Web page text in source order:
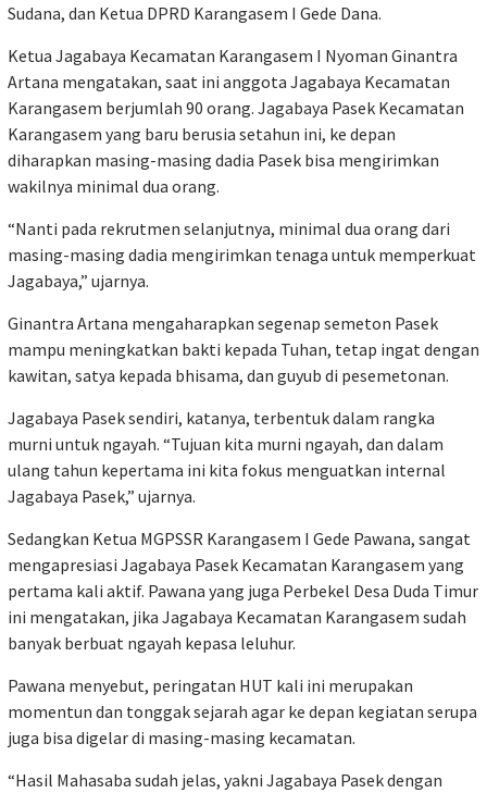
Sudana, dan Ketua DPRD Karangasem I Gede Dana.
Ketua Jagabaya Kecamatan Karangasem I Nyoman Ginantra
Artana mengatakan, saat ini anggota Jagabaya Kecamatan
Karangasem berjumlah 90 orang. Jagabaya Pasek Kecamatan
Karangasem yang baru berusia setahun ini, ke depan
diharapkan masing-masing dadia Pasek bisa mengirimkan
wakilnya minimal dua orang.
“Nanti pada rekrutmen selanjutnya, minimal dua orang dari
masing-masing dadia mengirimkan tenaga untuk memperkuat
Jagabaya,” ujarnya.
Ginantra Artana mengaharapkan segenap semeton Pasek
mampu meningkatkan bakti kepada Tuhan, tetap ingat dengan
kawitan, satya kepada bhisama, dan guyub di pesemetonan.
Jagabaya Pasek sendiri, katanya, terbentuk dalam rangka
murni untuk ngayah. “Tujuan kita murni ngayah, dan dalam
ulang tahun kepertama ini kita fokus menguatkan internal
Jagabaya Pasek,” ujarnya.
Sedangkan Ketua MGPSSR Karangasem I Gede Pawana, sangat
mengapresiasi Jagabaya Pasek Kecamatan Karangasem yang
pertama kali aktif. Pawana yang juga Perbekel Desa Duda Timur
ini mengatakan, jika Jagabaya Kecamatan Karangasem sudah
banyak berbuat ngayah kepasa leluhur.
Pawana menyebut, peringatan HUT kali ini merupakan
momentun dan tonggak sejarah agar ke depan kegiatan serupa
juga bisa digelar di masing-masing kecamatan.
“Hasil Mahasaba sudah jelas, yakni Jagabaya Pasek dengan